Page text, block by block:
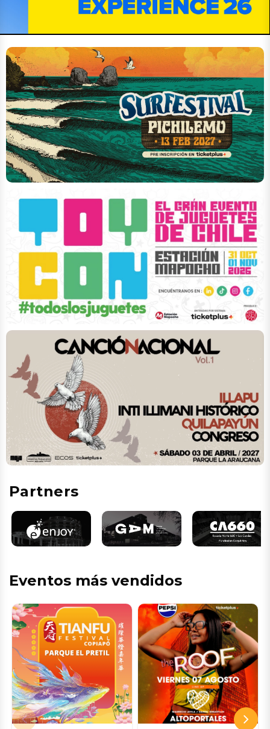
Partners
Eventos más vendidos